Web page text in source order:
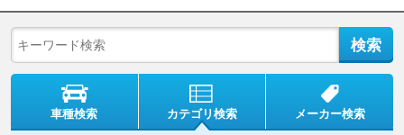
車種検索 カテゴリ検索 メーカー検索